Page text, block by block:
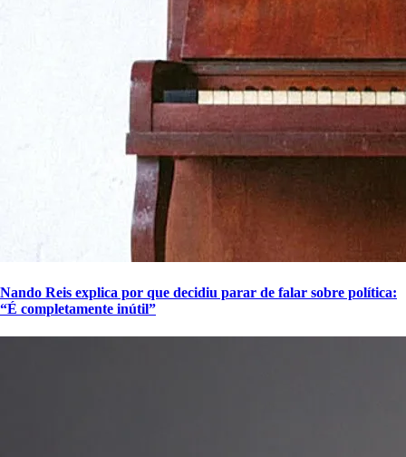
Nando Reis explica por que decidiu parar de falar sobre política:
“É completamente inútil”